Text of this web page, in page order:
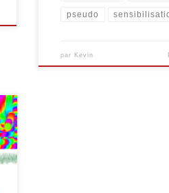
pseudo
par Kevin